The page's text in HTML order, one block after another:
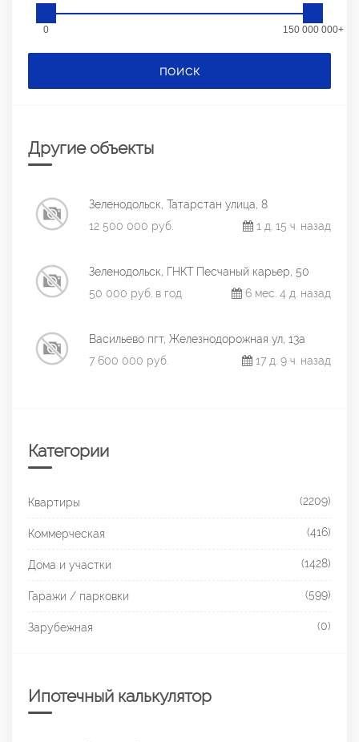
0 150 000 000+
ПОИСК
Другие объекты
Зеленодольск, Татарстан улица, 8
12 500 000 руб.
1 д. 15 ч. назад
Зеленодольск, ГНКТ Песчаный карьер, 50
50 000 руб. в год
6 мес. 4 д. назад
Васильево пгт, Железнодорожная ул, 13а
7 600 000 руб.
17 д. 9 ч. назад
Категории
Квартиры (2209)
Коммерческая (416)
Дома и участки (1428)
Гаражи / парковки (599)
Зарубежная (0)
Ипотечный калькулятор